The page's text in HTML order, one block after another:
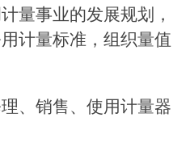
量事业的发展规划，
计量标准，组织量值
理、销售、使用计量器